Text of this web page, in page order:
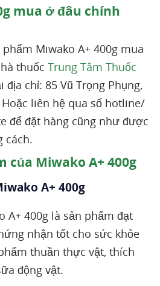
mua ở đâu chính
Miwako A+ 400g mua
thuốc Trung Tâm Thuốc
địa chỉ: 85 Vũ Trọng Phụng,
liên hệ qua số hotline/
để đặt hàng cũng như được
cách.
của Miwako A+ 400g
A+ 400g
A+ 400g là sản phẩm đạt
nhận tốt cho sức khỏe
thuần thực vật, thích
động vật.